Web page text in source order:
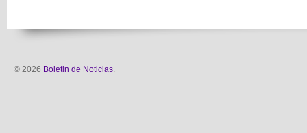
© 2026 Boletin de Noticias.